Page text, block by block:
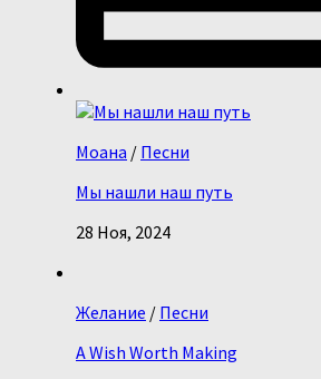
Моана / Песни
Мы нашли наш путь
28 Ноя, 2024
Желание / Песни
A Wish Worth Making